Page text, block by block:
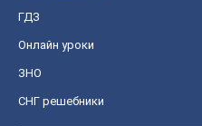
ГДЗ
Онлайн уроки
ЗНО
СНГ решебники